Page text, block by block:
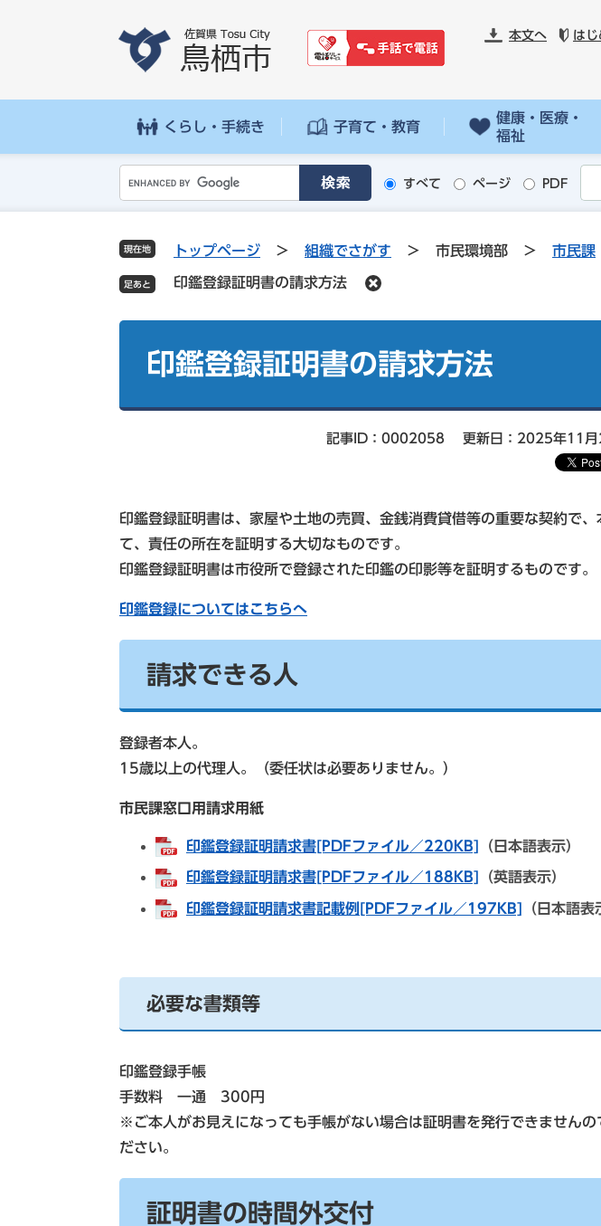
先
を
本文へ は
くらし・手続き 子育て・教育
健康・医療・
福祉
o
g
l
e
ス
索
すべて ページ PDF
現在地 トップページ > 組織でさがす > 市民環境部 > 市民課
印鑑登録証明書の請求方法
印鑑登録証明書の請求方法
記事ID：0002058 更新日：2025年11
印鑑登録証明書は、家屋や土地の売買、金銭消費貸借等の重要な契約で
て、責任の所在を証明する大切なものです。
印鑑登録証明書は市役所で登録された印鑑の印影等を証明するものです。
印鑑登録についてはこちらへ
請求できる人
登録者本人。
15歳以上の代理人。（委任状は必要ありません。）
市民課窓口用請求用紙
印鑑登録証明請求書[PDFファイル／220KB] （日本語表示）
印鑑登録証明請求書[PDFファイル／188KB] （英語表示）
印鑑登録証明請求書記載例[PDFファイル／197KB] （日本語表
必要な書類等
印鑑登録手帳
手数料 一通 300円
※ご本人がお見えになっても手帳がない場合は証明書を発行できませんの
ださい。
証明書の時間外交付